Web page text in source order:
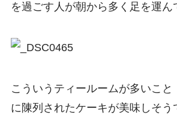
を過ごす人が朝から多く足を運ん
こういうティールームが多いこと
に陳列されたケーキが美味しそう